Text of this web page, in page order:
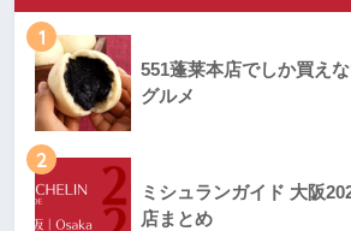
1
551蓬莱本店でしか買え
グルメ
2
ミシュランガイド 大阪
店まとめ